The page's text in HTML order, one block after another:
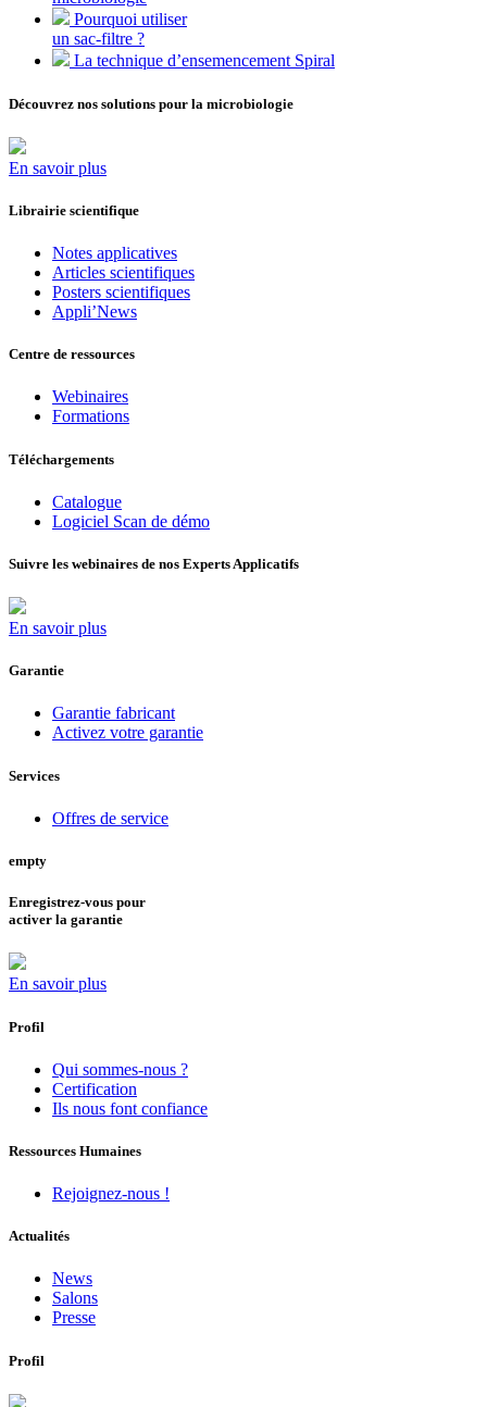
Pourquoi utiliser
un sac-filtre ?
La technique d’ensemencement Spiral
Découvrez nos solutions pour la microbiologie
En savoir plus
Librairie scientifique
Notes applicatives
Articles scientifiques
Posters scientifiques
Appli’News
Centre de ressources
Webinaires
Formations
Téléchargements
Catalogue
Logiciel Scan de démo
Suivre les webinaires de nos Experts Applicatifs
En savoir plus
Garantie
Garantie fabricant
Activez votre garantie
Services
Offres de service
empty
Enregistrez-vous pour
activer la garantie
En savoir plus
Profil
Qui sommes-nous ?
Certification
Ils nous font confiance
Ressources Humaines
Rejoignez-nous !
Actualités
News
Salons
Presse
Profil